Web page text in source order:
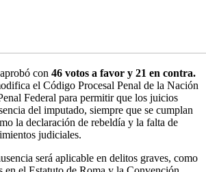
con 46 votos a favor y 21 en contra.
el Código Procesal Penal de la Nación
Federal para permitir que los juicios
del imputado, siempre que se cumplan
la declaración de rebeldía y la falta de
judiciales.
será aplicable en delitos graves, como